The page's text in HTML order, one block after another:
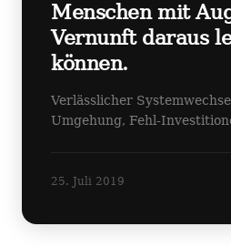
Menschen mit
Vernunft daraus
können.
Verlässlicher
Umgehung, Fehl-
25. Juli 2019